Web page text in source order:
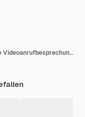
Videokonferenzen zu Hause, Frau, die Videoanrufbesprechung mit Kunden zu Hause hat. Vektor